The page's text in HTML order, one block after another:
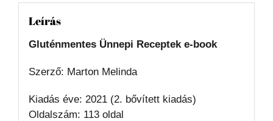
Leírás
Gluténmentes Ünnepi Receptek e-book
Szerző: Marton Melinda
Kiadás éve: 2021 (2. bővített kiadás)
Oldalszám: 113 oldal